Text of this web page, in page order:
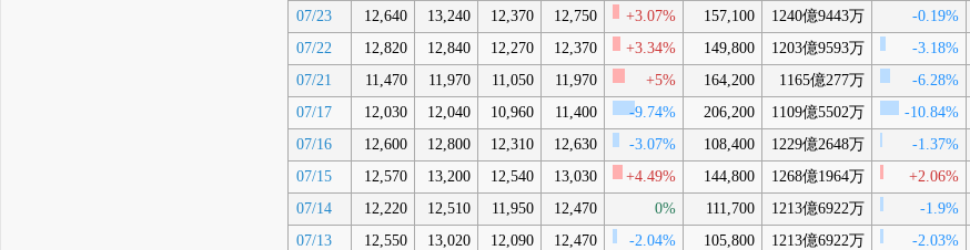
07/23
12,640 13,240 12,370 12,750 +3.07% 157,100 1240億9443万 -0.19%
07/22
12,820 12,840 12,270 12,370 +3.34% 149,800 1203億9593万 -3.18%
07/21
11,470 11,970 11,050 11,970 +5% 164,200 1165億277万 -6.28%
07/17
12,030 12,040 10,960 11,400 -9.74% 206,200 1109億5502万 -10.84%
07/16
12,600 12,800 12,310 12,630 -3.07% 108,400 1229億2648万 -1.37%
07/15
12,570 13,200 12,540 13,030 +4.49% 144,800 1268億1964万 +2.06%
07/14
12,220 12,510 11,950 12,470 0% 111,700 1213億6922万 -1.9%
07/13
12,550 13,020 12,090 12,470 -2.04% 105,800 1213億6922万 -2.03%